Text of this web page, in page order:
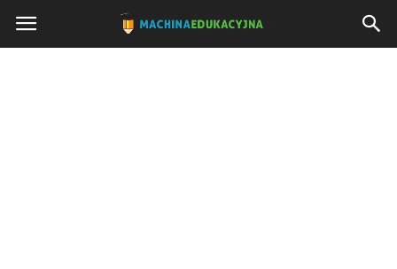
Machinaedukacyjna.pl